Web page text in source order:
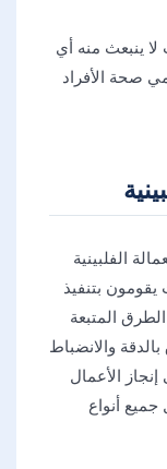
ينبعث منه أي
صحة الأفراد
الفلبينية
يقومون بتنفيذ
المتبعة
والانضباط
الأعمال
أنواع